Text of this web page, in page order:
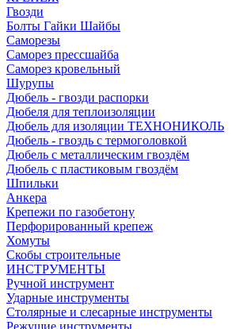
Гвозди
Болты Гайки Шайбы
Саморезы
Саморез прессшайба
Саморез кровельный
Шурупы
Дюбель - гвозди распорки
Дюбеля для теплоизоляции
Дюбель для изоляции ТЕХНОНИКОЛЬ
Дюбель - гвоздь с термоголовкой
Дюбель с металлическим гвоздём
Дюбель с пластиковым гвоздём
Шпильки
Анкера
Крепежи по газобетону
Перфорированный крепеж
Хомуты
Скобы строительные
ИНСТРУМЕНТЫ
Ручной инструмент
Ударные инструменты
Столярные и слесарные инструменты
Режущие инструменты